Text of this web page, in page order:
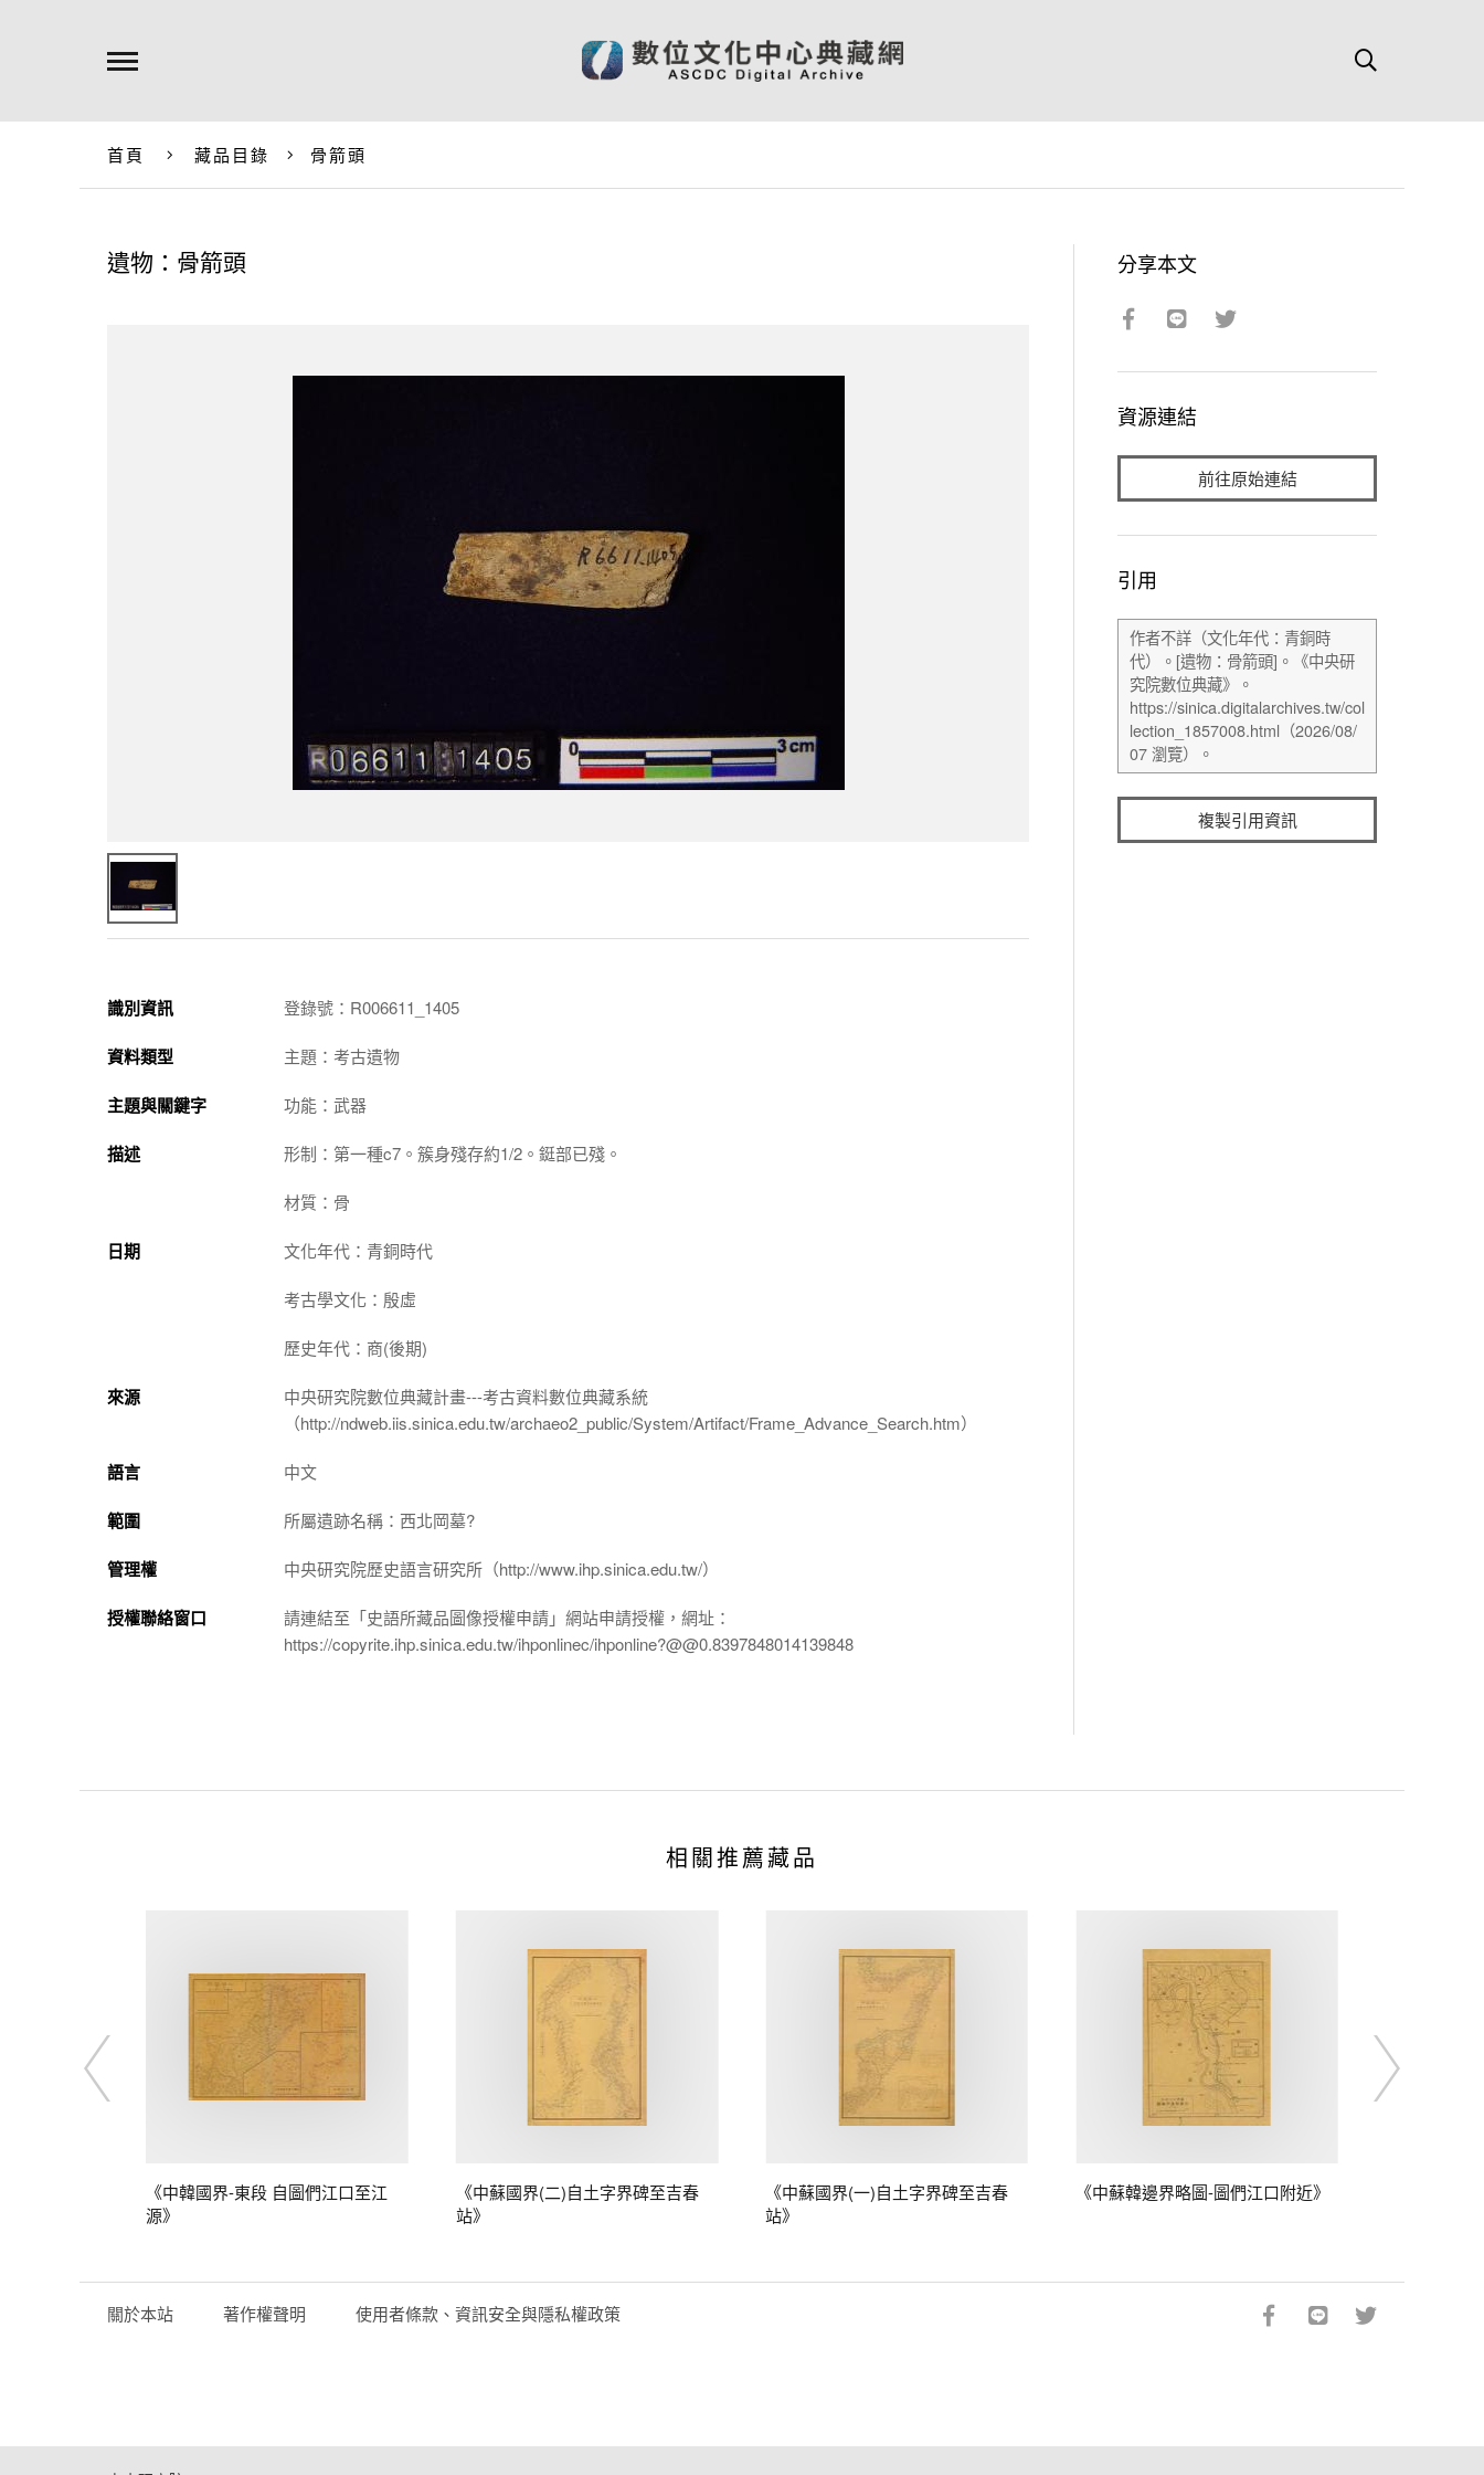
首頁 藏品目錄 骨箭頭
遺物：骨箭頭
識別資訊 登錄號：R006611_1405
資料類型 主題：考古遺物
主題與關鍵字 功能：武器
描述 形制：第一種c7。簇身殘存約1/2。鋌部已殘。
材質：骨
日期 文化年代：青銅時代
考古學文化：殷虛
歷史年代：商(後期)
來源
中央研究院數位典藏計畫---考古資料數位典藏系統
（http://ndweb.iis.sinica.edu.tw/archaeo2_public/System/Artifact/Frame_Advance_Search.htm）
語言 中文
範圍 所屬遺跡名稱：西北岡墓?
管理權 中央研究院歷史語言研究所（http://www.ihp.sinica.edu.tw/）
授權聯絡窗口
請連結至「史語所藏品圖像授權申請」網站申請授權，網址：
https://copyrite.ihp.sinica.edu.tw/ihponlinec/ihponline?@@0.8397848014139848
分享本文
資源連結
前往原始連結
引用
複製引用資訊
相關推薦藏品
《中韓國界-東段 自圖們江口至江
源》
《中蘇國界(二)自土字界碑至吉春
站》
《中蘇國界(一)自土字界碑至吉春
站》
《中蘇韓邊界略圖-圖們江口附近》
關於本站 著作權聲明 使用者條款、資訊安全與隱私權政策